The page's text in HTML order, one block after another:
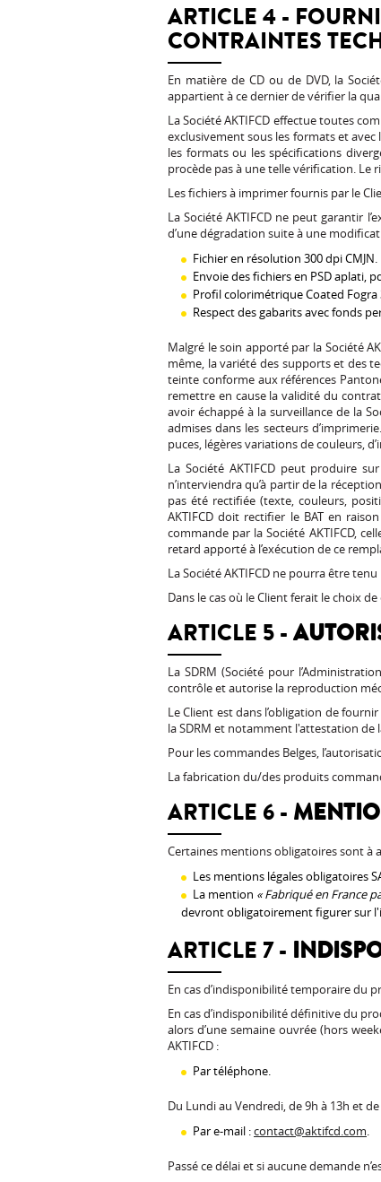
ARTICLE 4 -
CONTRAINTES
En matière de CD ou de DVD, la
appartient à ce dernier de vérifier la
La Société AKTIFCD effectue toutes
exclusivement sous les formats et
les formats ou les spécifications
procède pas à une telle vérification. Le
Les fichiers à imprimer fournis par le
La Société AKTIFCD ne peut garantir
d’une dégradation suite à une
Fichier en résolution 300 dpi CMJN.
Envoie des fichiers en PSD aplati,
Profil colorimétrique Coated Fogra
Respect des gabarits avec fonds
Malgré le soin apporté par la Société
même, la variété des supports et des
teinte conforme aux références
remettre en cause la validité du
avoir échappé à la surveillance de la
admises dans les secteurs
puces, légères variations de couleurs,
La Société AKTIFCD peut produire
n’interviendra qu’à partir de la
pas été rectifiée (texte, couleurs,
AKTIFCD doit rectifier le BAT en
commande par la Société AKTIFCD,
retard apporté à l’exécution de ce
La Société AKTIFCD ne pourra être
Dans le cas où le Client ferait le choix
ARTICLE 5 -
La SDRM (Société pour
contrôle et autorise la reproduction
Le Client est dans l’obligation de
la SDRM et notamment l'attestation de
Pour les commandes Belges,
La fabrication du/des produits
ARTICLE 6 -
Certaines mentions obligatoires sont à
Les mentions légales obligatoires
La mention « Fabriqué en France
devront obligatoirement figurer sur
ARTICLE 7 -
En cas d’indisponibilité temporaire du
En cas d’indisponibilité définitive du
alors d’une semaine ouvrée (hors
AKTIFCD :
Par téléphone.
Du Lundi au Vendredi, de 9h à 13h et
Par e-mail :contact@aktifcd.com.
Passé ce délai et si aucune demande